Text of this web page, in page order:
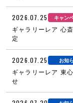
2026.07.25 キャン
ギャラリーレア 心
定
2026.07.25 お知
ギャラリーレア 東
せ